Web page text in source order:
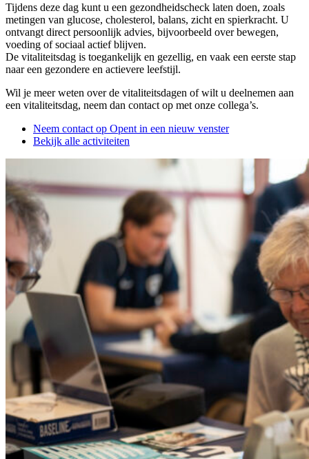
Tijdens deze dag kunt u een gezondheidscheck laten doen, zoals
metingen van glucose, cholesterol, balans, zicht en spierkracht. U
ontvangt direct persoonlijk advies, bijvoorbeeld over bewegen,
voeding of sociaal actief blijven.
De vitaliteitsdag is toegankelijk en gezellig, en vaak een eerste stap
naar een gezondere en actievere leefstijl.
Wil je meer weten over de vitaliteitsdagen of wilt u deelnemen aan
een vitaliteitsdag, neem dan contact op met onze collega’s.
Neem contact op Opent in een nieuw venster
Bekijk alle activiteiten